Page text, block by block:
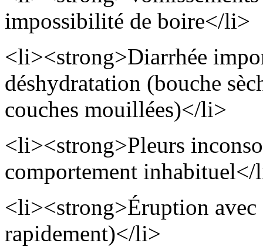
impossibilité de boire</li>
<li><strong>Diarrhée
déshydratation (bouche
couches mouillées)</li>
<li><strong>Pleurs
comportement
<li><strong>Éruption
rapidement)</li>